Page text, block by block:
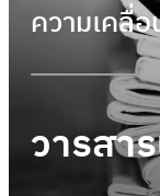
ความเคลื่
วารสา